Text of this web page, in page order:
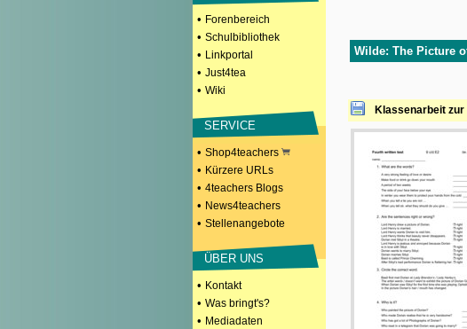
• Forenbereich
• Schulbibliothek
• Linkportal
• Just4tea
• Wiki
SERVICE
• Shop4teachers
• Kürzere URLs
• 4teachers Blogs
• News4teachers
• Stellenangebote
ÜBER UNS
• Kontakt
• Was bringt's?
• Mediadaten
Wilde: The Picture
Klassenarbeit